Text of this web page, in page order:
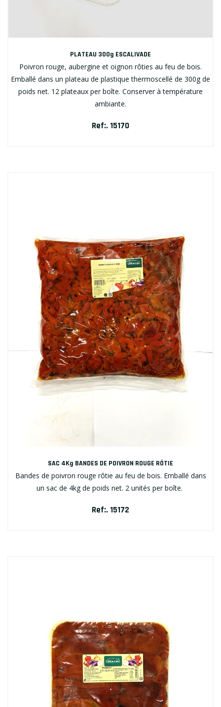
PLATEAU 300g ESCALIVADE
Poivron rouge, aubergine et oignon rôties au feu de bois.
Emballé dans un plateau de plastique thermoscellé de 300g de
poids net. 12 plateaux per boîte. Conserver à température
ambiante.
Ref:. 15170
SAC 4Kg BANDES DE POIVRON ROUGE RÔTIE
Bandes de poivron rouge rôtie au feu de bois. Emballé dans
un sac de 4kg de poids net. 2 unités per boîte.
Ref:. 15172